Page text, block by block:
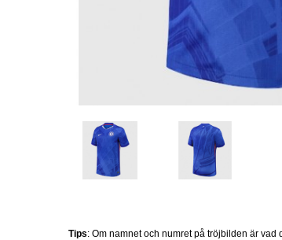
Tips: Om namnet och numret på tröjbilden är